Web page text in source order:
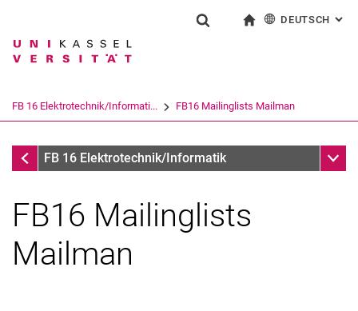
Springe direkt zu: Inhalt
Springe direkt zu: Suche
Springe direkt zu:
Suchbegriff
Suchen (öffnet externen Link in einem
DEUTSCH :
FB 16 Elektrotechnik/Informati... FB16 Mailinglists Mailman
Wiki FB 16 Elektrotechnik/Informatik
FB16 Mailinglists
Mailman